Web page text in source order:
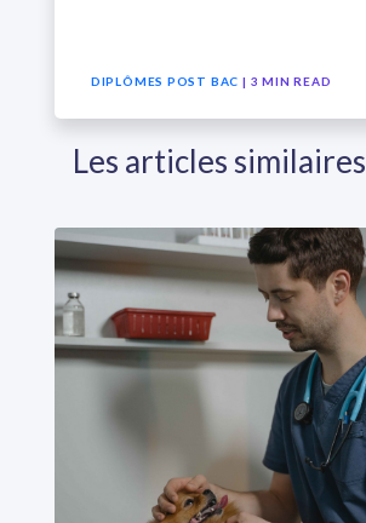
DIPLÔMES POST BAC | 3 MIN READ
Les articles similaires